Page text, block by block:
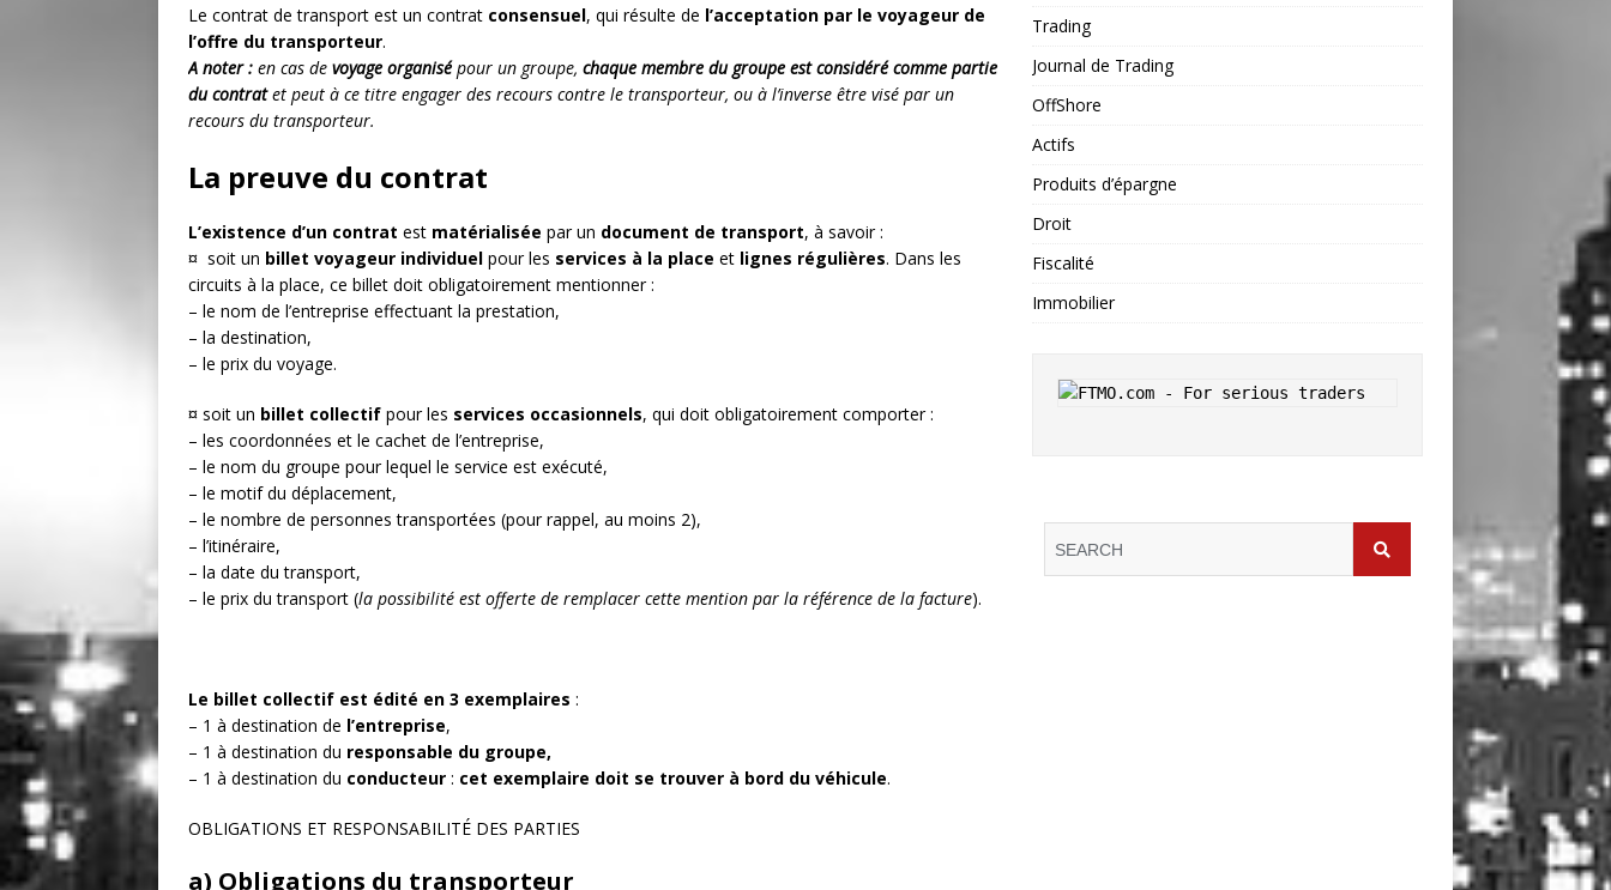
Le contrat de transport est un contrat consensuel, qui résulte de l’acceptation par le voyageur de
l’offre du transporteur.
A noter : en cas de voyage organisépour un groupe, chaque membre du groupe est considéré comme partie
du contratet peut à ce titre engager des recours contre le transporteur, ou à l’inverse être visé par un
recours du transporteur.
La preuve du contrat
L’existence d’un contrat est matérialisée par un document de transport, à savoir :
¤ soit un billet voyageur individuel pour les services à la place et lignes régulières. Dans les
circuits à la place, ce billet doit obligatoirement mentionner :
– le nom de l’entreprise effectuant la prestation,
– la destination,
– le prix du voyage.
¤ soit un billet collectif pour les services occasionnels, qui doit obligatoirement comporter :
– les coordonnées et le cachet de l’entreprise,
– le nom du groupe pour lequel le service est exécuté,
– le motif du déplacement,
– le nombre de personnes transportées (pour rappel, au moins 2),
– l’itinéraire,
– la date du transport,
– le prix du transport (la possibilité est offerte de remplacer cette mention par la référence de la facture).
Le billet collectif est édité en 3 exemplaires :
– 1 à destination de l’entreprise,
– 1 à destination du responsable du groupe,
– 1 à destination du conducteur : cet exemplaire doit se trouver à bord du véhicule.
OBLIGATIONS ET RESPONSABILITÉ DES PARTIES
a) Obligations du transporteur
Trading
Journal de Trading
OffShore
Actifs
Produits d’épargne
Droit
Fiscalité
Immobilier